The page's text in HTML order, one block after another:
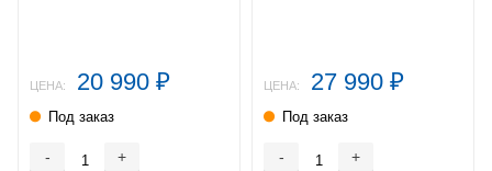
ЦЕНА: 20 990 ₽
Под заказ
- +
ЦЕНА: 27 990 ₽
Под заказ
- +